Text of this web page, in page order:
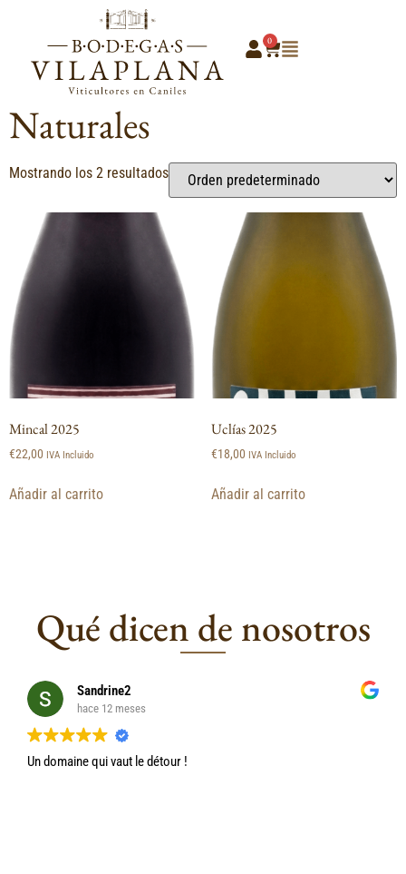
0
Inicio/ Vinos / Naturales
Naturales
Mostrando los 2 resultados
Mincal 2025
€22,00 IVA Incluido
Añadir al carrito
Uclías 2025
€18,00 IVA Incluido
Añadir al carrito
Qué dicen de nosotros
Sandrine2
hace 12 meses
Un domaine qui vaut le détour !